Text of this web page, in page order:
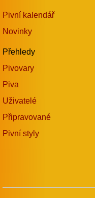
Pivní kalendář
Novinky
Přehledy
Pivovary
Piva
Uživatelé
Připravované
Pivní styly